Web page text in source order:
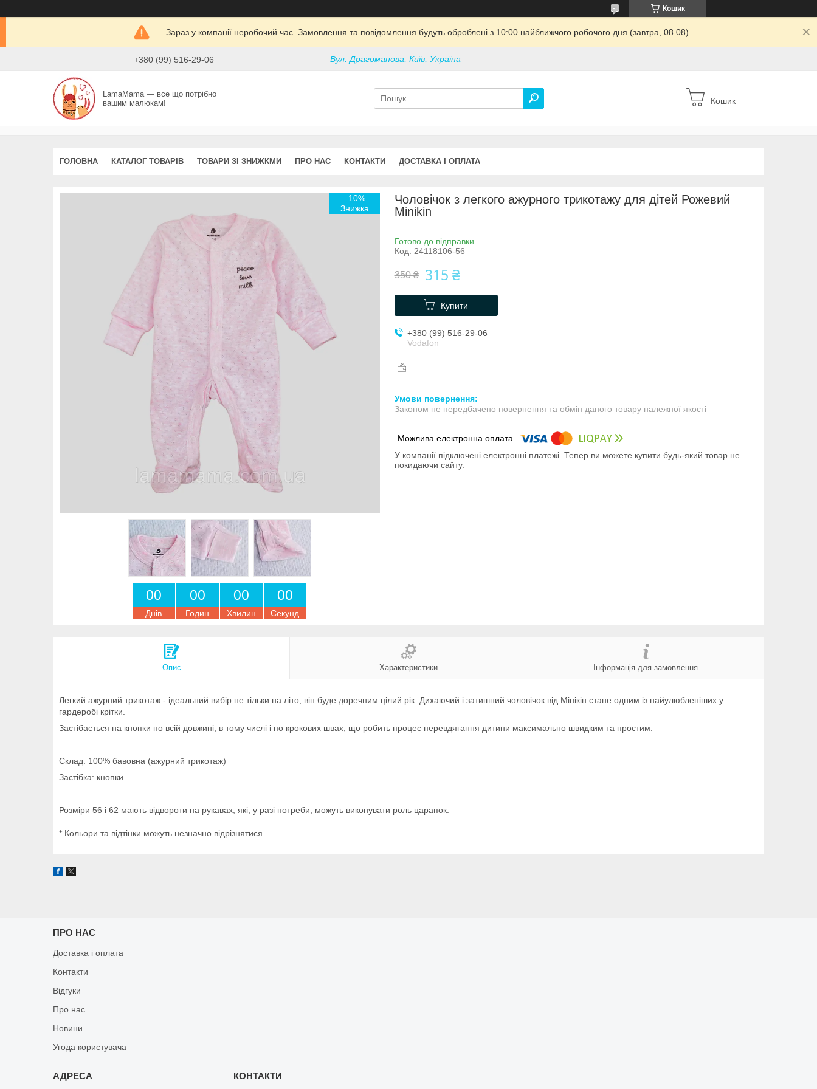
Кошик
Зараз у компанії неробочий час. Замовлення та повідомлення будуть оброблені з 10:00 найближчого робочого дня (завтра, 08.08).
+380 (99) 516-29-06 Вул. Драгоманова, Київ, Україна
LamaMama — все що потрібно
вашим малюкам!
Кошик
ГОЛОВНА КАТАЛОГ ТОВАРІВ ТОВАРИ ЗІ ЗНИЖКМИ ПРО НАС КОНТАКТИ ДОСТАВКА І ОПЛАТА
–10%
00
Днів
00
Годин
00
Хвилин
00
Секунд
Чоловічок з легкого ажурного трикотажу для дітей Рожевий
Minikin
Готово до відправки
Код: 24118106-56
350 ₴ 315 ₴
Купити
+380 (99) 516-29-06
Vodafon
Законом не передбачено повернення та обмін даного товару належної якості
У компанії підключені електронні платежі. Тепер ви можете купити будь-який товар не
покидаючи сайту.
Опис Характеристики Інформація для замовлення
Легкий ажурний трикотаж - ідеальний вибір не тільки на літо, він буде доречним цілий рік. Дихаючий і затишний чоловічок від Мінікін стане одним із найулюбленіших у
гардеробі крітки.
Застібається на кнопки по всій довжині, в тому числі і по крокових швах, що робить процес перевдягання дитини максимально швидким та простим.
Склад: 100% бавовна (ажурний трикотаж)
Застібка: кнопки
Розміри 56 і 62 мають відвороти на рукавах, які, у разі потреби, можуть виконувати роль царапок.
* Кольори та відтінки можуть незначно відрізнятися.
ПРО НАС
Доставка і оплата
Контакти
Відгуки
Про нас
Новини
Угода користувача